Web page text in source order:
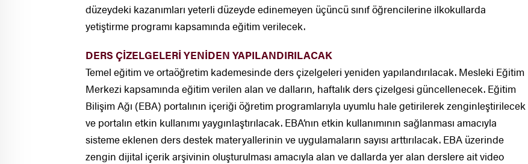
düzeydeki kazanımları yeterli düzeyde edinemeyen üçüncü sınıf öğrencilerine ilkokullarda
yetiştirme programı kapsamında eğitim verilecek.
DERS ÇİZELGELERİ YENİDEN YAPILANDIRILACAK
Temel eğitim ve ortaöğretim kademesinde ders çizelgeleri yeniden yapılandırılacak. Mesleki Eğitim
Merkezi kapsamında eğitim verilen alan ve dalların, haftalık ders çizelgesi güncellenecek. Eğitim
Bilişim Ağı (EBA) portalının içeriği öğretim programlarıyla uyumlu hale getirilerek zenginleştirilecek
ve portalın etkin kullanımı yaygınlaştırılacak. EBA’nın etkin kullanımının sağlanması amacıyla
sisteme eklenen ders destek materyallerinin ve uygulamaların sayısı arttırılacak. EBA üzerinde
zengin dijital içerik arşivinin oluşturulması amacıyla alan ve dallarda yer alan derslere ait video